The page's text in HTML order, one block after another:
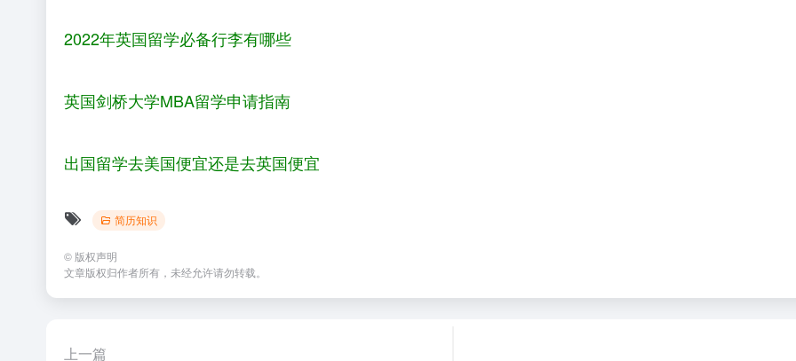
2022年英国留学必备行李有哪些
英国剑桥大学MBA留学申请指南
出国留学去美国便宜还是去英国便宜
简历知识
© 版权声明
文章版权归作者所有，未经允许请勿转载。
上一篇